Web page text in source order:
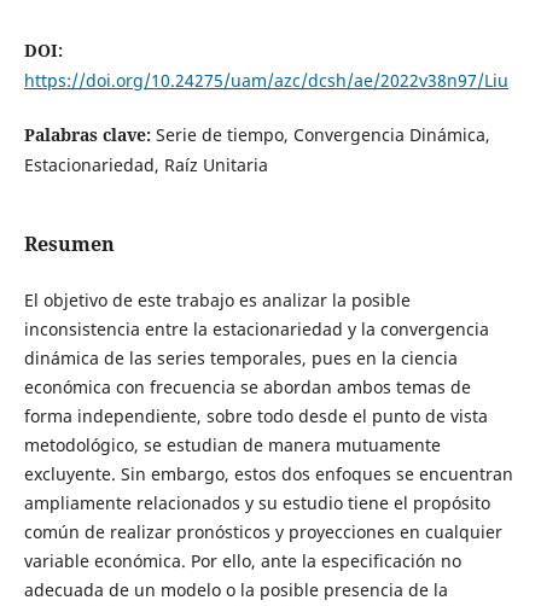
DOI:
https://doi.org/10.24275/uam/azc/dcsh/ae/2022v38n97/Liu
Palabras clave: Serie de tiempo, Convergencia Dinámica,
Estacionariedad, Raíz Unitaria
Resumen
El objetivo de este trabajo es analizar la posible
inconsistencia entre la estacionariedad y la convergencia
dinámica de las series temporales, pues en la ciencia
económica con frecuencia se abordan ambos temas de
forma independiente, sobre todo desde el punto de vista
metodológico, se estudian de manera mutuamente
excluyente. Sin embargo, estos dos enfoques se encuentran
ampliamente relacionados y su estudio tiene el propósito
común de realizar pronósticos y proyecciones en cualquier
variable económica. Por ello, ante la especificación no
adecuada de un modelo o la posible presencia de la